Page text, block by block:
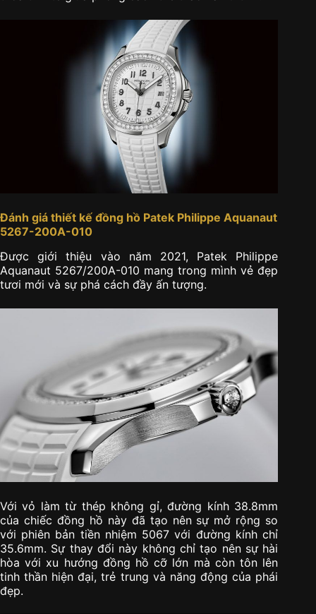
Đánh giá thiết kế đồng hồ Patek Philippe Aquanaut
5267-200A-010
Được giới thiệu vào năm 2021, Patek Philippe
Aquanaut 5267/200A-010 mang trong mình vẻ đẹp
tươi mới và sự phá cách đầy ấn tượng.
Với vỏ làm từ thép không gỉ, đường kính 38.8mm
của chiếc đồng hồ này đã tạo nên sự mở rộng so
với phiên bản tiền nhiệm 5067 với đường kính chỉ
35.6mm. Sự thay đổi này không chỉ tạo nên sự hài
hòa với xu hướng đồng hồ cỡ lớn mà còn tôn lên
tinh thần hiện đại, trẻ trung và năng động của phái
đẹp.